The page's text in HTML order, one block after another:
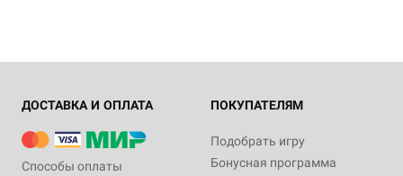
ДОСТАВКА И ОПЛАТА
Способы оплаты
ПОКУПАТЕЛЯМ
Подобрать игру
Бонусная программа